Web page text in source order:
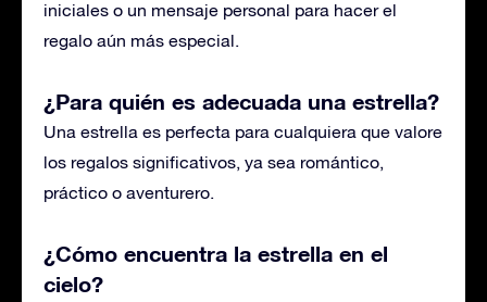
iniciales o un mensaje personal para hacer el
regalo aún más especial.
¿Para quién es adecuada una estrella?
Una estrella es perfecta para cualquiera que valore
los regalos significativos, ya sea romántico,
práctico o aventurero.
¿Cómo encuentra la estrella en el
cielo?